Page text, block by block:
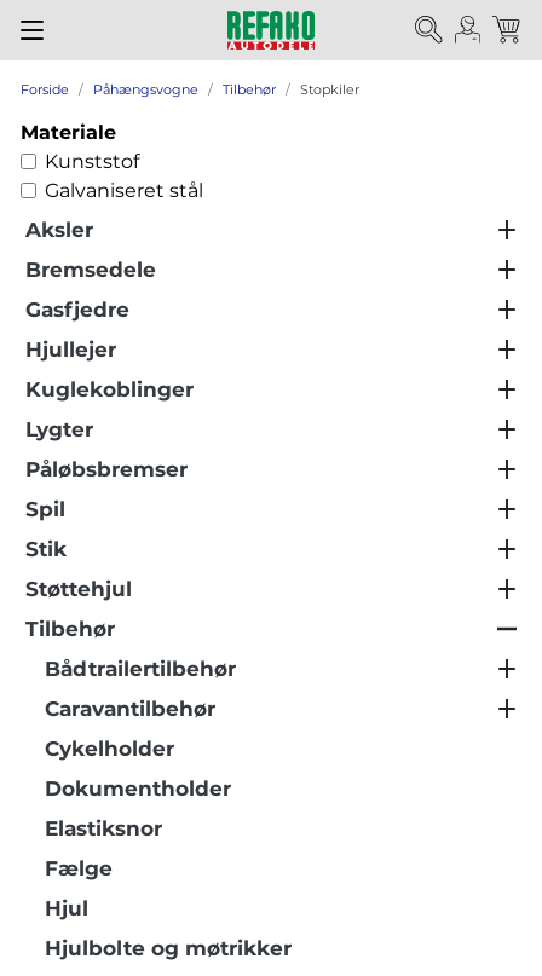
Forside Påhængsvogne Tilbehør Stopkiler
Materiale
Kunststof
Galvaniseret stål
Aksler
Bremsedele
Gasfjedre
Hjullejer
Kuglekoblinger
Lygter
Påløbsbremser
Spil
Stik
Støttehjul
Tilbehør
Bådtrailertilbehør
Caravantilbehør
Cykelholder
Dokumentholder
Elastiksnor
Fælge
Hjul
Hjulbolte og møtrikker